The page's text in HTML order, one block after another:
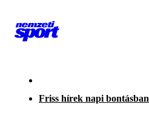
Friss hírek napi bontásban